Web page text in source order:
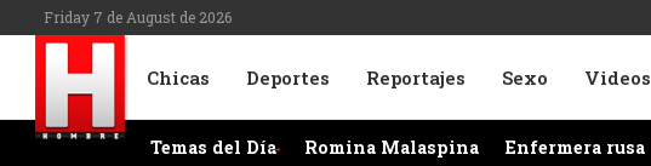
Friday 7 de August de 2026
Chicas Deportes Reportajes Sexo Videos
Temas del Día Romina Malaspina Enfermera rusa